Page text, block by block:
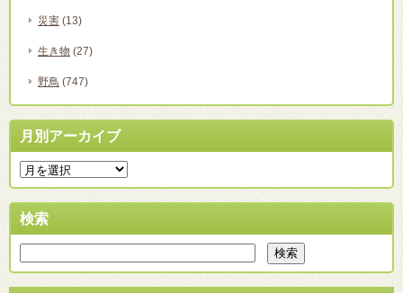
災害 (13)
生き物 (27)
野鳥 (747)
月別アーカイブ
検索